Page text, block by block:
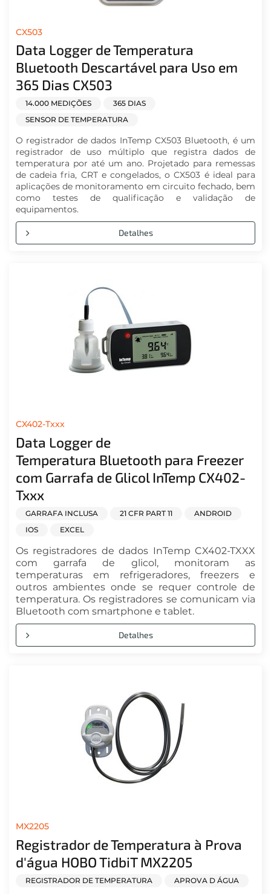
CX503
Data Logger de Temperatura
Bluetooth Descartável para Uso em
365 Dias CX503
14.000 MEDIÇÕES
365 DIAS
SENSOR DE TEMPERATURA
O registrador de dados InTemp CX503 Bluetooth, é um
registrador de uso múltiplo que registra dados de
temperatura por até um ano. Projetado para remessas
de cadeia fria, CRT e congelados, o CX503 é ideal para
aplicações de monitoramento em circuito fechado, bem
como testes de qualificação e validação de
equipamentos.
Detalhes
CX402-Txxx
Data Logger de
Temperatura Bluetooth para Freezer
com Garrafa de Glicol InTemp CX402-
Txxx
GARRAFA INCLUSA 21 CFR PART 11
ANDROID
IOS
EXCEL
Os registradores de dados InTemp CX402-TXXX
com garrafa de glicol, monitoram as
temperaturas em refrigeradores, freezers e
outros ambientes onde se requer controle de
temperatura. Os registradores se comunicam via
Bluetooth com smartphone e tablet.
Detalhes
MX2205
Registrador de Temperatura à Prova
d'água HOBO TidbiT MX2205
REGISTRADOR DE TEMPERATURA APROVA D ÁGUA